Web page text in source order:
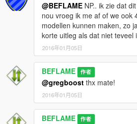
@BEFLAME NP.. ik zie dat
nou vroeg ik me af of we ook
modellen kunnen maken, zo
korte uitleg als dat niet teveel
2016年01月05日
BEFLAME 作者
@gregboost thx mate!
2016年01月05日
BEFLAME 作者